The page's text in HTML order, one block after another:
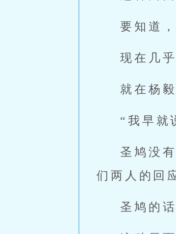
要知道
现在几
就在杨
“我早就
圣鸠没
们两人的回
圣鸠的